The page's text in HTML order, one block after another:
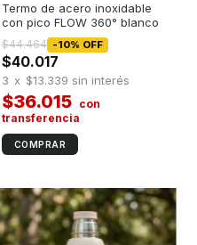
Termo de acero inoxidable
con pico FLOW 360° blanco
$40.017
-10% OFF
$44.464
$36.015
3 x $13.339 sin interés